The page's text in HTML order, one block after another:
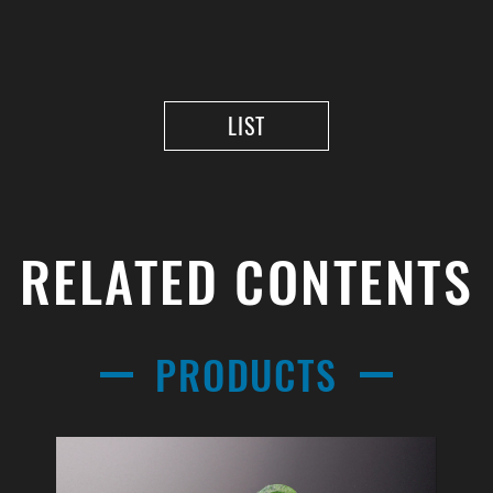
LIST
RELATED CONTENTS
PRODUCTS